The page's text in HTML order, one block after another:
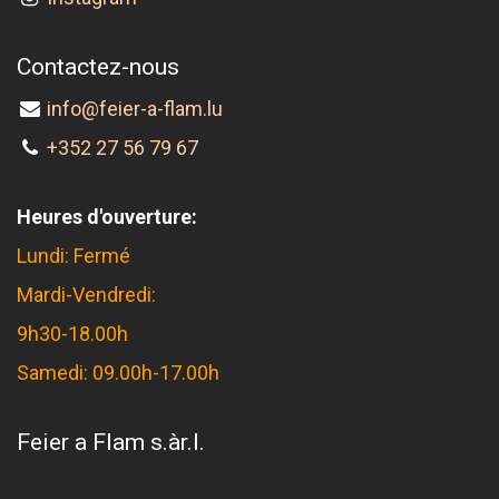
Contactez-nous
info@feier-a-flam.lu
+352 27 56 79 67
Heures d'ouverture:
Lundi: Fermé
Mardi-Vendredi:
9h30-18.00h
Samedi: 09.00h-17.00h
Feier a Flam s.àr.l.